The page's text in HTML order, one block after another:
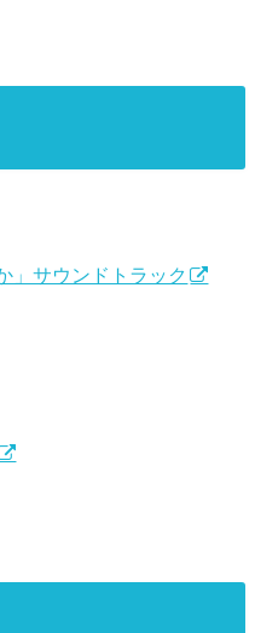
」サウンドトラック